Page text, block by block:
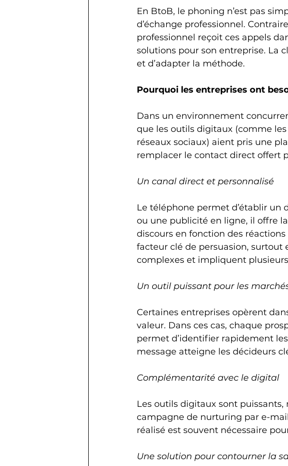
En BtoB, le phoning n’est pas
d’échange professionnel.
professionnel reçoit ces appels
solutions pour son entreprise. La
et d’adapter la méthode.
Pourquoi les entreprises ont
Dans un environnement
que les outils digitaux (comme
réseaux sociaux) aient pris une
remplacer le contact direct offert
Un canal direct et personnalisé
Le téléphone permet d’établir
ou une publicité en ligne, il offre
discours en fonction des
facteur clé de persuasion, surtout
complexes et impliquent
Un outil puissant pour les
Certaines entreprises opèrent
valeur. Dans ces cas, chaque
permet d’identifier rapidement
message atteigne les décideurs
Complémentarité avec le digital
Les outils digitaux sont
campagne de nurturing par e-
réalisé est souvent nécessaire
Une solution pour contourner la